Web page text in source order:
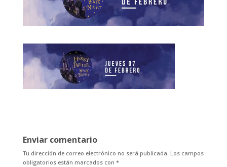
Enviar comentario
Tu dirección de correo electrónico no será publicada. Los campos
obligatorios están marcados con *